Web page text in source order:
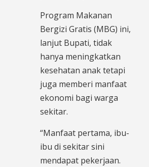
Program Makanan
Bergizi Gratis (MBG) ini,
lanjut Bupati, tidak
hanya meningkatkan
kesehatan anak tetapi
juga memberi manfaat
ekonomi bagi warga
sekitar.
“Manfaat pertama, ibu-
ibu di sekitar sini
mendapat pekerjaan.